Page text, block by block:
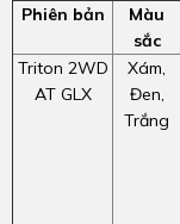
Phiên bản
Màu
sắc
Triton 2WD
AT GLX
Xám,
Đen,
Trắng